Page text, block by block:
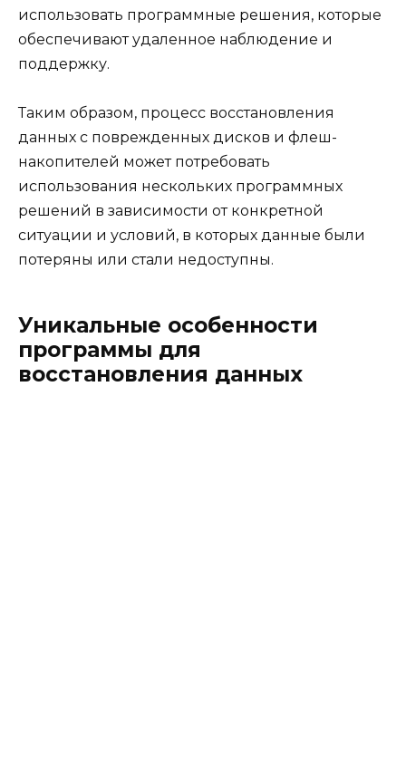
использовать программные решения, которые
обеспечивают удаленное наблюдение и
поддержку.
Таким образом, процесс восстановления
данных с поврежденных дисков и флеш-
накопителей может потребовать
использования нескольких программных
решений в зависимости от конкретной
ситуации и условий, в которых данные были
потеряны или стали недоступны.
Уникальные особенности
программы для
восстановления данных